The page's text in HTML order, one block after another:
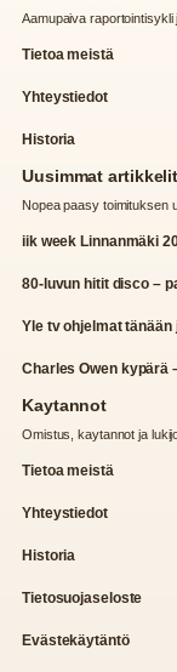
Aamupaiva raportointisykli
Tietoa meistä
Yhteystiedot
Historia
Uusimmat artikkelit
Nopea paasy toimituksen
iik week Linnanmäki
80-luvun hitit disco –
Yle tv ohjelmat
Charles Owen kypärä
Kaytannot
Omistus, kaytannot ja
Tietoa meistä
Yhteystiedot
Historia
Tietosuojaseloste
Evästekäytäntö